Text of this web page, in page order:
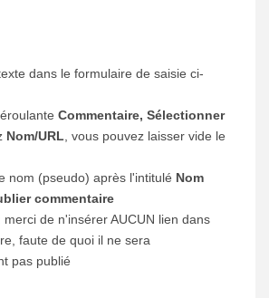
dans le formulaire de saisie ci-
Commentaire, Sélectionner
Nom/URL, vous pouvez laisser vide le
nom (pseudo) après l'intitulé Nom
commentaire
merci de n'insérer AUCUN lien dans
faute de quoi il ne sera
pas publié